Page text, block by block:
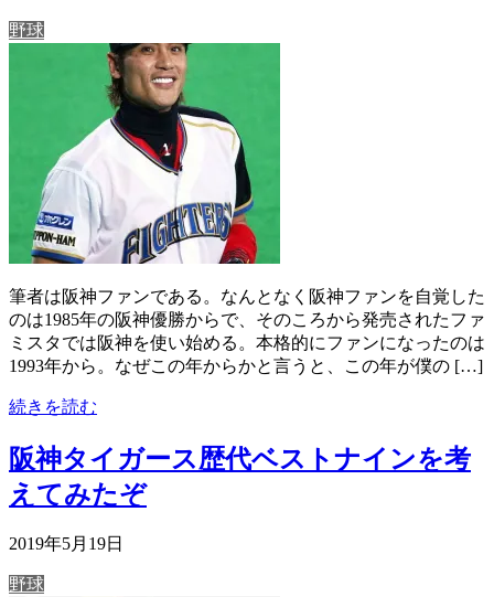
野球
筆者は阪神ファンである。なんとなく阪神ファンを自覚した
のは1985年の阪神優勝からで、そのころから発売されたファ
ミスタでは阪神を使い始める。本格的にファンになったのは
1993年から。なぜこの年からかと言うと、この年が僕の […]
続きを読む
阪神タイガース歴代ベストナインを考
えてみたぞ
2019年5月19日
野球